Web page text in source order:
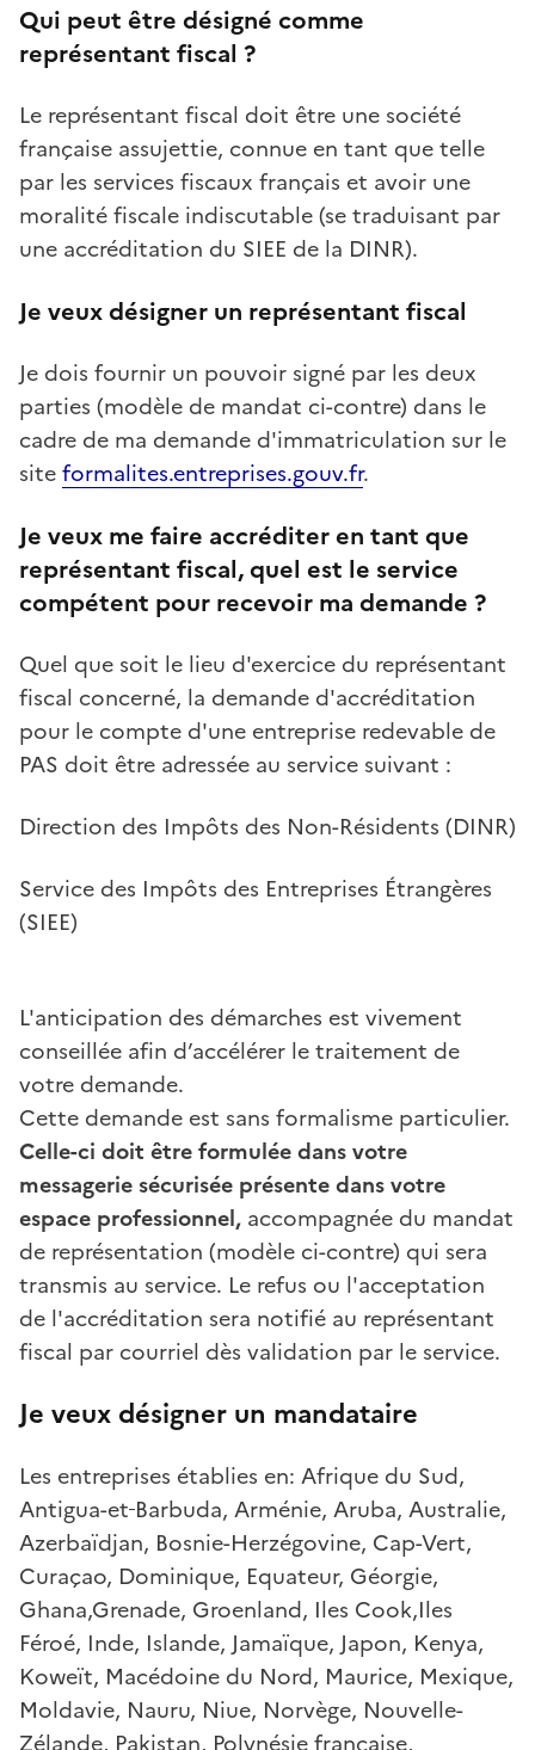
Qui peut être désigné comme
représentant fiscal ?
Le représentant fiscal doit être une société
française assujettie, connue en tant que telle
par les services fiscaux français et avoir une
moralité fiscale indiscutable (se traduisant par
une accréditation du SIEE de la DINR).
Je veux désigner un représentant fiscal
Je dois fournir un pouvoir signé par les deux
parties (modèle de mandat ci-contre) dans le
cadre de ma demande d'immatriculation sur le
siteformalites.entreprises.gouv.fr.
Je veux me faire accréditer en tant que
représentant fiscal, quel est le service
compétent pour recevoir ma demande ?
Quel que soit le lieu d'exercice du représentant
fiscal concerné, la demande d'accréditation
pour le compte d'une entreprise redevable de
PAS doit être adressée au service suivant :
Direction des Impôts des Non-Résidents (DINR)
Service des Impôts des Entreprises Étrangères
(SIEE)
L'anticipation des démarches est vivement
conseillée afin d’accélérer le traitement de
votre demande.
Cette demande est sans formalisme particulier.
Celle-ci doit être formulée dans votre
messagerie sécurisée présente dans votre
espace professionnel, accompagnée du mandat
de représentation (modèle ci-contre) qui sera
transmis au service. Le refus ou l'acceptation
de l'accréditation sera notifié au représentant
fiscal par courriel dès validation par le service.
Je veux désigner un mandataire
Les entreprises établies en: Afrique du Sud,
Antigua-et Barbuda, Arménie, Aruba, Australie,
Azerbaïdjan, Bosnie-Herzégovine, Cap-Vert,
Curaçao, Dominique, Equateur, Géorgie,
Ghana,Grenade, Groenland, Iles Cook,Iles
Féroé, Inde, Islande, Jamaïque, Japon, Kenya,
Koweït, Macédoine du Nord, Maurice, Mexique,
Moldavie, Nauru, Niue, Norvège, Nouvelle-
Zélande, Pakistan, Polynésie française,